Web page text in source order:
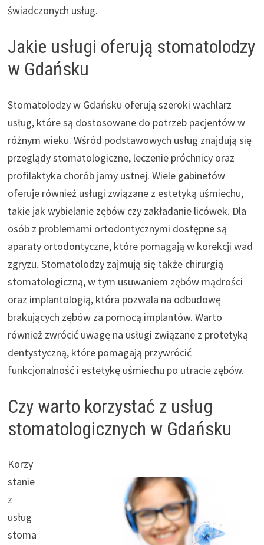
świadczonych usług.
Jakie usługi oferują stomatolodzy
w Gdańsku
Stomatolodzy w Gdańsku oferują szeroki wachlarz
usług, które są dostosowane do potrzeb pacjentów w
różnym wieku. Wśród podstawowych usług znajdują się
przeglądy stomatologiczne, leczenie próchnicy oraz
profilaktyka chorób jamy ustnej. Wiele gabinetów
oferuje również usługi związane z estetyką uśmiechu,
takie jak wybielanie zębów czy zakładanie licówek. Dla
osób z problemami ortodontycznymi dostępne są
aparaty ortodontyczne, które pomagają w korekcji wad
zgryzu. Stomatolodzy zajmują się także chirurgią
stomatologiczną, w tym usuwaniem zębów mądrości
oraz implantologią, która pozwala na odbudowę
brakujących zębów za pomocą implantów. Warto
również zwrócić uwagę na usługi związane z protetyką
dentystyczną, które pomagają przywrócić
funkcjonalność i estetykę uśmiechu po utracie zębów.
Czy warto korzystać z usług
stomatologicznych w Gdańsku
Korzy
stanie
z
usług
stoma